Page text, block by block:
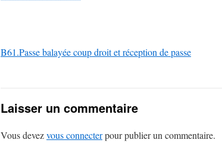
B61.Passe balayée coup droit et réception de passe
Laisser un commentaire
Vous devezvous connecterpour publier un commentaire.